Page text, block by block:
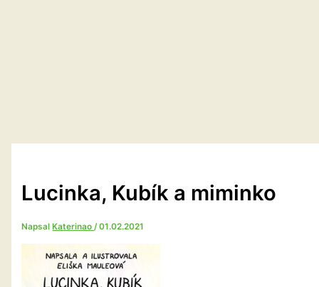
Lucinka, Kubík a miminko
Napsal Katerinao/01.02.2021